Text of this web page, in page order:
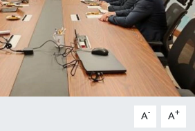
A- A+